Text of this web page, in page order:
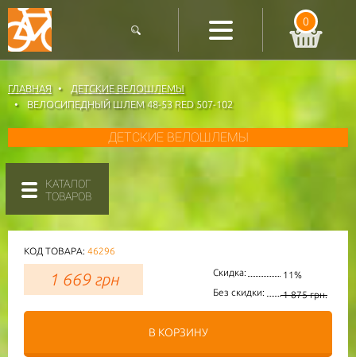
0
ГЛАВНАЯ
ДЕТСКИЕ ВЕЛОШЛЕМЫ
ВЕЛОСИПЕДНЫЙ ШЛЕМ 48-53 RED 507-102
ДЕТСКИЕ ВЕЛОШЛЕМЫ
КАТАЛОГ
ТОВАРОВ
КОД ТОВАРА: 46296
1 669 грн Скидка:
11%
Без скидки:
1 875 грн.